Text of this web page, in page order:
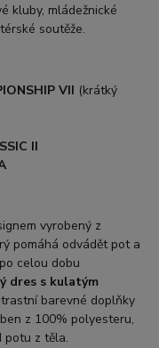
kluby, mládežnické
soutěže.
VII (krátký
II
vyrobený z
pomáhá odvádět pot a
celou dobu
dres s kulatým
barevné doplňky
z 100% polyesteru,
potu z těla.